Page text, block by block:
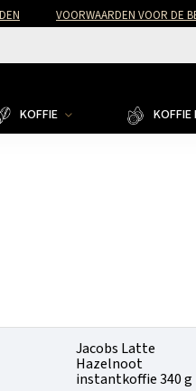
VOORWAARDEN VOOR DE
KOFFIE KOFFIE
Jacobs Latte
Hazelnoot
instantkoffie 340 g